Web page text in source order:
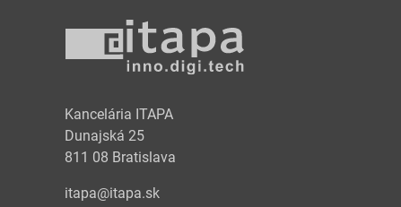
Kancelária ITAPA
Dunajská 25
811 08 Bratislava
itapa@itapa.sk